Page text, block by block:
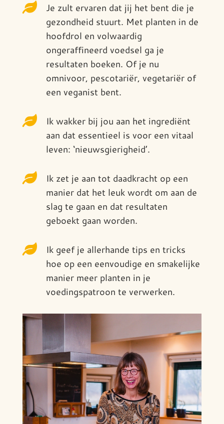

Je zult ervaren dat jij het bent die je
gezondheid stuurt. Met planten in de
hoofdrol en volwaardig
ongeraffineerd voedsel ga je
resultaten boeken. Of je nu
omnivoor, pescotariër, vegetariër of
een veganist bent.

Ik wakker bij jou aan het ingrediënt
aan dat essentieel is voor een vitaal
leven: ‘nieuwsgierigheid’.

Ik zet je aan tot daadkracht op een
manier dat het leuk wordt om aan de
slag te gaan en dat resultaten
geboekt gaan worden.

Ik geef je allerhande tips en tricks
hoe op een eenvoudige en smakelijke
manier meer planten in je
voedingspatroon te verwerken.